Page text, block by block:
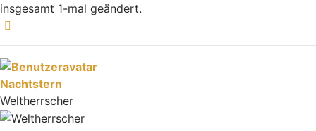
insgesamt 1-mal geändert.
Nachtstern
Weltherrscher